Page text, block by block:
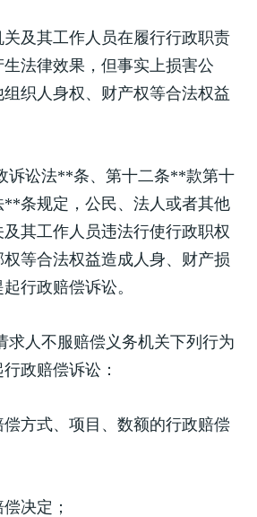
其工作人员在履行行政职责
法律效果，但事实上损害公
织人身权、财产权等合法权益
讼法**条、第十二条**款第十
**条规定，公民、法人或者其他
其工作人员违法行使行政职权
等合法权益造成人身、财产损
行政赔偿诉讼。
人不服赔偿义务机关下列行为
政赔偿诉讼：
式、项目、数额的行政赔偿
决定；